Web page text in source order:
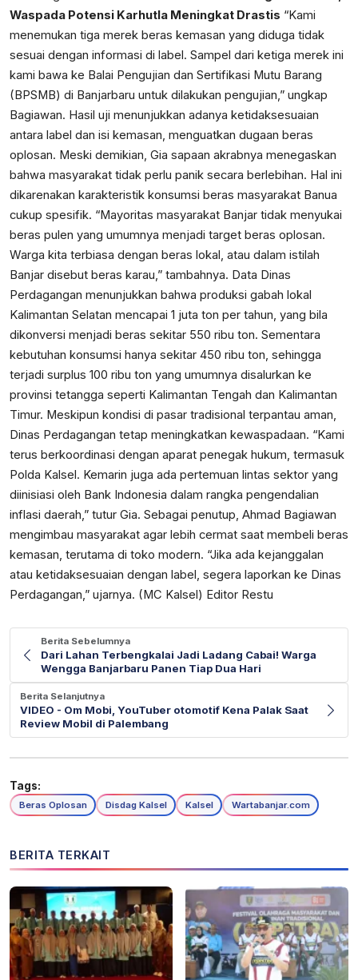
Waspada Potensi Karhutla Meningkat Drastis “Kami
menemukan tiga merek beras kemasan yang diduga tidak
sesuai dengan informasi di label. Sampel dari ketiga merek ini
kami bawa ke Balai Pengujian dan Sertifikasi Mutu Barang
(BPSMB) di Banjarbaru untuk dilakukan pengujian,” ungkap
Bagiawan. Hasil uji menunjukkan adanya ketidaksesuaian
antara label dan isi kemasan, menguatkan dugaan beras
oplosan. Meski demikian, Gia sapaan akrabnya menegaskan
bahwa masyarakat tidak perlu panik secara berlebihan. Hal ini
dikarenakan karakteristik konsumsi beras masyarakat Banua
cukup spesifik. “Mayoritas masyarakat Banjar tidak menyukai
beras pulen yang umumnya menjadi target beras oplosan.
Warga kita terbiasa dengan beras lokal, atau dalam istilah
Banjar disebut beras karau,” tambahnya. Data Dinas
Perdagangan menunjukkan bahwa produksi gabah lokal
Kalimantan Selatan mencapai 1 juta ton per tahun, yang bila
dikonversi menjadi beras sekitar 550 ribu ton. Sementara
kebutuhan konsumsi hanya sekitar 450 ribu ton, sehingga
terjadi surplus 100 ribu ton yang umumnya disalurkan ke
provinsi tetangga seperti Kalimantan Tengah dan Kalimantan
Timur. Meskipun kondisi di pasar tradisional terpantau aman,
Dinas Perdagangan tetap meningkatkan kewaspadaan. “Kami
terus berkoordinasi dengan aparat penegak hukum, termasuk
Polda Kalsel. Kemarin juga ada pertemuan lintas sektor yang
diinisiasi oleh Bank Indonesia dalam rangka pengendalian
inflasi daerah,” tutur Gia. Sebagai penutup, Ahmad Bagiawan
mengimbau masyarakat agar lebih cermat saat membeli beras
kemasan, terutama di toko modern. “Jika ada kejanggalan
atau ketidaksesuaian dengan label, segera laporkan ke Dinas
Perdagangan,” ujarnya. (MC Kalsel) Editor Restu
Berita Sebelumnya
Dari Lahan Terbengkalai Jadi Ladang Cabai! Warga
Wengga Banjarbaru Panen Tiap Dua Hari
Berita Selanjutnya
VIDEO - Om Mobi, YouTuber otomotif Kena Palak Saat
Review Mobil di Palembang
Tags:
Beras Oplosan Disdag Kalsel Kalsel Wartabanjar.com
BERITA TERKAIT